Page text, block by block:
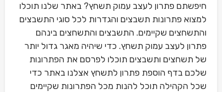
חיפשתם פתרון לעצב עמוק תשחץ? באתר שלנו תוכלו
למצוא פתרונות תשבצים והגדרות לכל סוגי התשבצים
והתשחצים שקיימים. התשבצים והתשחצים בינהם
פתרון לעצב עמוק תשחץ. כדי שיהיה מאגר גדול יותר
של תשחצים ותשבצים תוכלו לפרסם את הפתרונות
שלכם בדף הוספת פתרון לתשחץ אצלנו באתר כדי
שכל הקהילה תוכל להנות מכל הפתרונות שקיימים